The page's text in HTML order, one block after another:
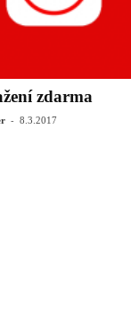
zdarma
- 8.3.2017